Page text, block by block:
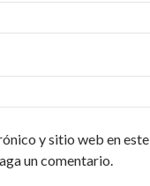
y sitio web en este
un comentario.